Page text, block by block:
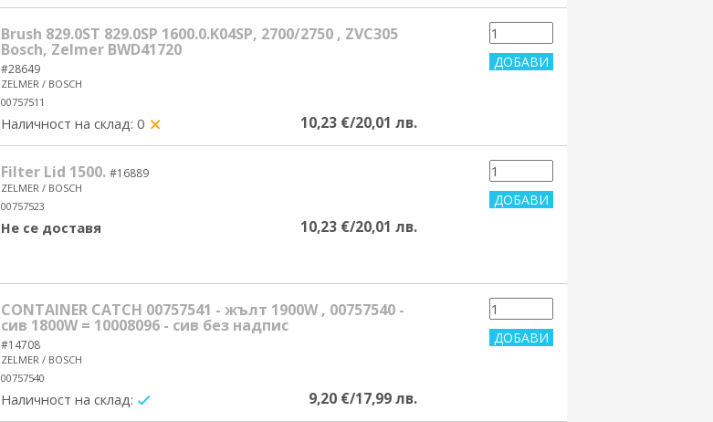
Brush 829.0ST 829.0SP 1600.0.K04SP, 2700/2750 , ZVC305
Bosch, Zelmer BWD41720
#28649
ZELMER / BOSCH
00757511
Наличност на склад: 0 10,23 €/20,01 лв.
Filter Lid 1500. #16889
ZELMER / BOSCH
00757523
Не се доставя 10,23 €/20,01 лв.
CONTAINER CATCH 00757541 - жълт 1900W , 00757540 -
сив 1800W = 10008096 - сив без надпис
#14708
ZELMER / BOSCH
00757540
Наличност на склад: 9,20 €/17,99 лв.